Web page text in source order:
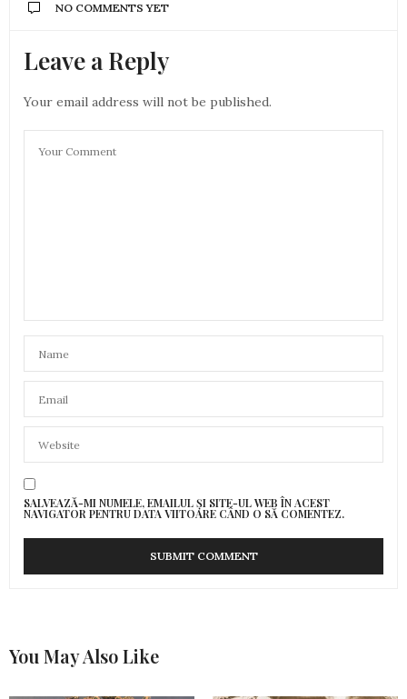
NO COMMENTS YET
Leave a Reply
Your email address will not be published.
SALVEAZĂ-MI NUMELE, EMAILUL ȘI SITE-UL WEB ÎN ACEST
NAVIGATOR PENTRU DATA VIITOARE CÂND O SĂ COMENTEZ.
You May Also Like